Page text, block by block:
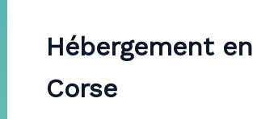
Hébergement en
Corse